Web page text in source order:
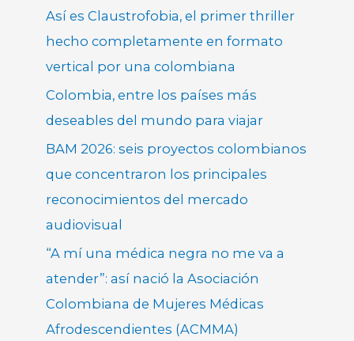
Así es Claustrofobia, el primer thriller
hecho completamente en formato
vertical por una colombiana
Colombia, entre los países más
deseables del mundo para viajar
BAM 2026: seis proyectos colombianos
que concentraron los principales
reconocimientos del mercado
audiovisual
“A mí una médica negra no me va a
atender”: así nació la Asociación
Colombiana de Mujeres Médicas
Afrodescendientes (ACMMA)